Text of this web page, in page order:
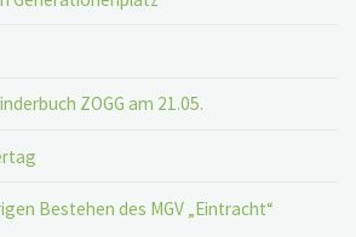
ZOGG am 21.05.
Bestehen des MGV „Eintracht“